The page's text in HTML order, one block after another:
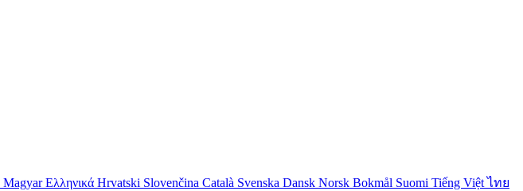
MagyarΕλληνικά Hrvatski Slovenčina Català Svenska Dansk Norsk Bokmål Suomi Tiếng Việtไทย